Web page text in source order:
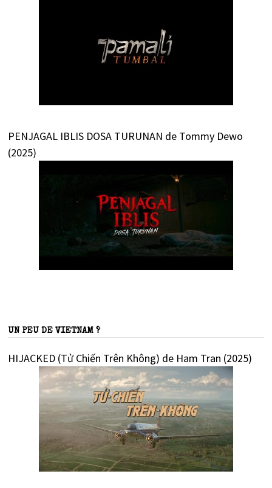
PENJAGAL IBLIS DOSA TURUNAN de Tommy Dewo
(2025)
UN PEU DE VIETNAM ?
HIJACKED (Tử Chiến Trên Không) de Ham Tran (2025)